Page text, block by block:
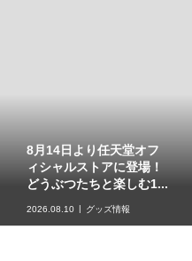
ーパーマリオブラザー
ズ』のフロート【kikai...
ミュージアム